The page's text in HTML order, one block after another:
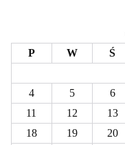
P
W Ś
4
5 6
11
12 13
18
19 20